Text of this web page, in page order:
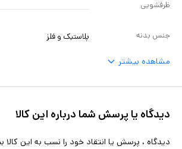
ظرفشویی
جنس بدنه پلاستیک و فلز
مشاهده بیشتر
دیدگاه یا پرسش شما درباره این کالا
دیدگاه ، پرسش یا انتقاد خود را نسب به این کالا